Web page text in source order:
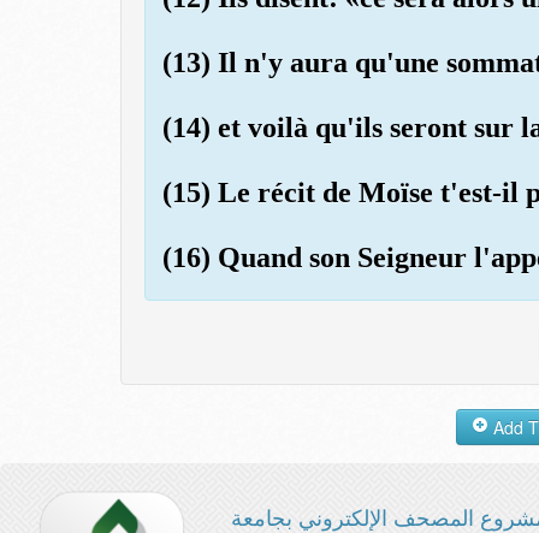
(13) Il n'y aura qu'une
(14) et voilà qu'ils seront sur
(15) Le récit de Moïse t'est-il
(16) Quand son Seigneur
المصحف الإلكتروني بجامعة